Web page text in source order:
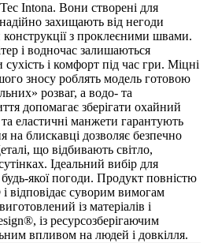
Intona. Вони створені для
захищають від негоди
з проклеєними швами.
і водночас залишаються
і комфорт під час гри. Міцні
зносу роблять модель готовою
розваг, а водо- та
допомагає зберігати охайний
еластичні манжети гарантують
на блискавці дозволяє безпечно
що відбивають світло,
Ідеальний вибір для
якої погоди. Продукт повністю
відповідає суворим вимогам
із матеріалів і
із ресурсозберігаючим
впливом на людей і довкілля.